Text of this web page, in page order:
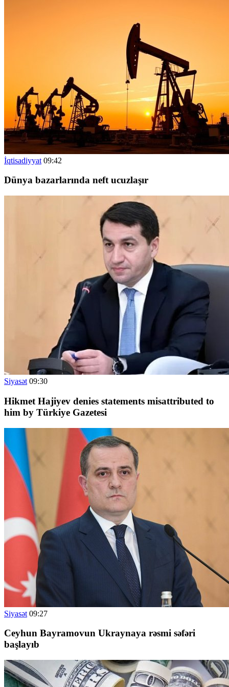
İqtisadiyyat 09:42
Dünya bazarlarında neft ucuzlaşır
Siyasət 09:30
Hikmet Hajiyev denies statements misattributed to
him by Türkiye Gazetesi
Siyasət 09:27
Ceyhun Bayramovun Ukraynaya rəsmi səfəri
başlayıb